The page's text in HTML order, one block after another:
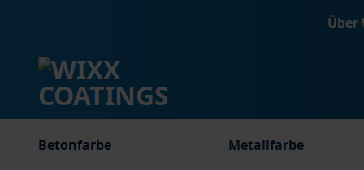
Über
Betonfarbe Metallfarbe